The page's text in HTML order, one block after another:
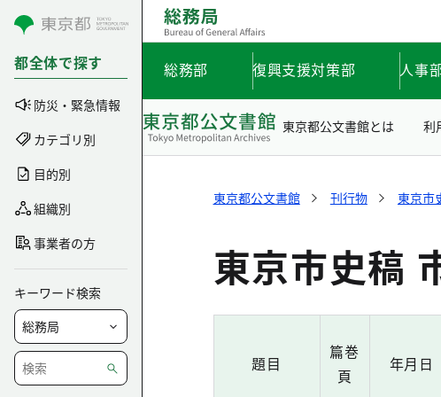
コンテンツにスキップ
都全体で探す
防災・緊急情報
カテゴリ別
目的別
組織別
事業者の方
キーワード検索
総務部 復興支援対策部 人事
東京都公文書館とは 利
東京都公文書館 刊行物 東京市
東京市史稿
題目
篇巻
頁
年月日